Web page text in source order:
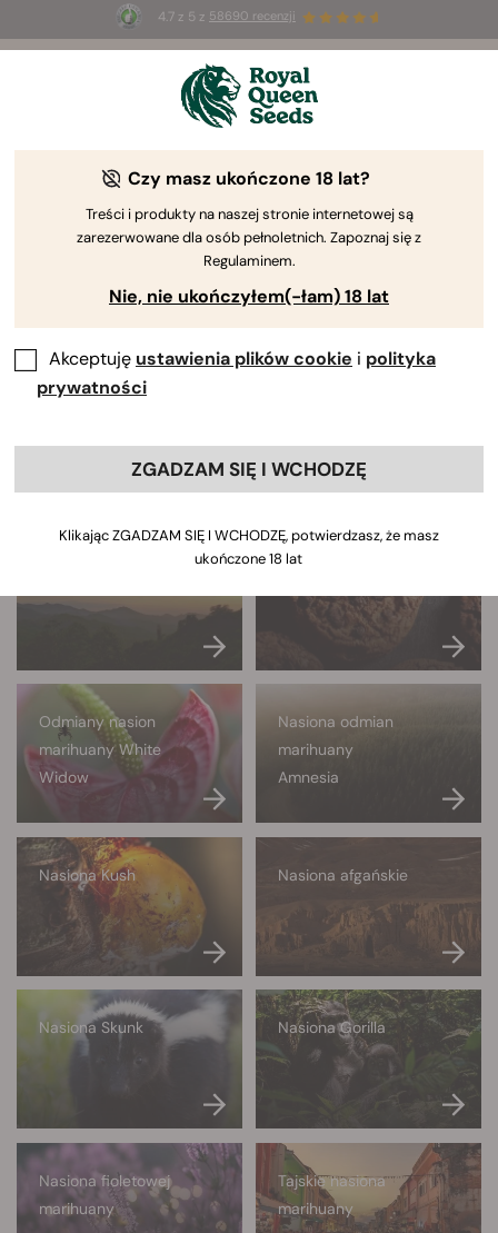
4.7 z 5 z 58690 recenzji
Summer Sales: do 50% zniżki
na wybrane produkty ⏤
Najpopularniejsze odmiany marihuany
Poznaj nasze najpopularniejsze odmiany marihuany!
Te odmiany nie zdobyły prestiżu bez powodu.
Wszystkie zawdzięczają swoje miejsce na tej liście
swoim wyjątkowym oraz pożądanym cechom.
Nasiona Cookies
Odmiany nasion
marihuany White
Widow
Nasiona odmian
marihuany
Amnesia
Nasiona Kush Nasiona afgańskie
Nasiona Skunk Nasiona Gorilla
Nasiona fioletowej
marihuany
Tajskie nasiona
marihuany
Czy masz ukończone 18 lat?
Treści i produkty na naszej stronie internetowej są
zarezerwowane dla osób pełnoletnich. Zapoznaj się z
Regulaminem.
Nie, nie ukończyłem(-łam) 18 lat
Akceptuję ustawienia plików cookie i polityka
prywatności
ZGADZAM SIĘ I WCHODZĘ
Klikając ZGADZAM SIĘ I WCHODZĘ, potwierdzasz, że masz
ukończone 18 lat